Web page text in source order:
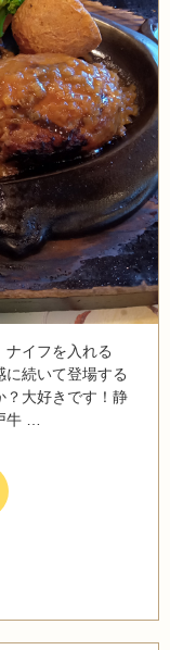
ナイフを入れる
に続いて登場する
？大好きです！静
牛 …